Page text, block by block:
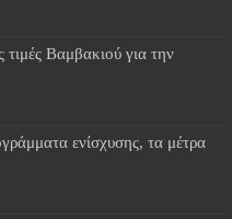
τιμές Βαμβακιού για την
ενίσχυσης, τα μέτρα